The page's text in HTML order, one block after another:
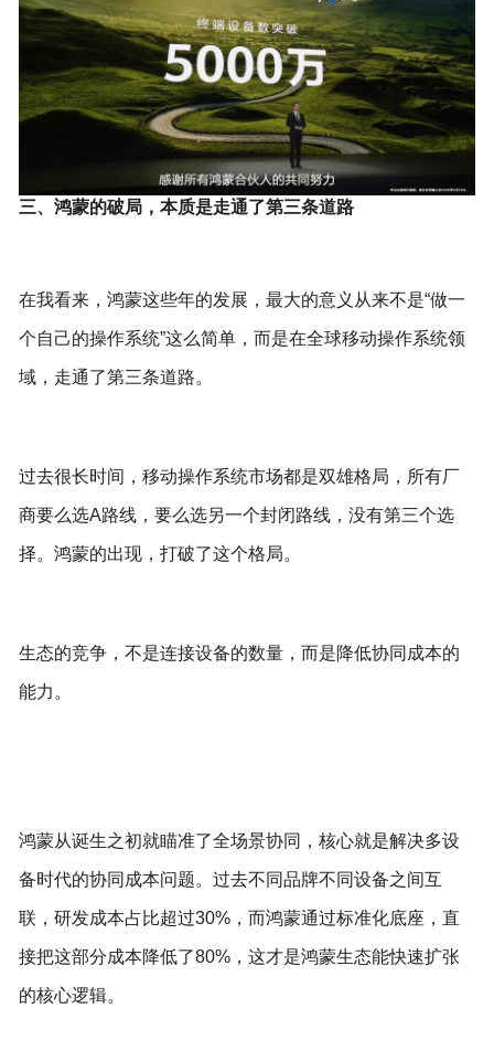
三、鸿蒙的破局，本质是走通了第三条道路
在我看来，鸿蒙这些年的发展，最大的意义从来不是“做一
个自己的操作系统”这么简单，而是在全球移动操作系统领
域，走通了第三条道路。
过去很长时间，移动操作系统市场都是双雄格局，所有厂
商要么选A路线，要么选另一个封闭路线，没有第三个选
择。鸿蒙的出现，打破了这个格局。
生态的竞争，不是连接设备的数量，而是降低协同成本的
能力。
鸿蒙从诞生之初就瞄准了全场景协同，核心就是解决多设
备时代的协同成本问题。过去不同品牌不同设备之间互
联，研发成本占比超过30%，而鸿蒙通过标准化底座，直
接把这部分成本降低了80%，这才是鸿蒙生态能快速扩张
的核心逻辑。